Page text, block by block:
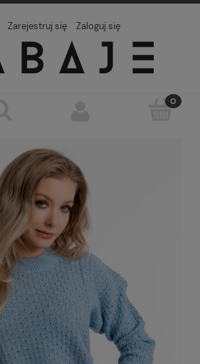
Zarejestruj się Zaloguj się